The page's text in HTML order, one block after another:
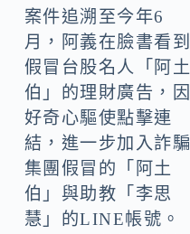
案件追溯至今年6
月，阿義在臉書看到
假冒台股名人「阿土
伯」的理財廣告，因
好奇心驅使點擊連
結，進一步加入詐騙
集團假冒的「阿土
伯」與助教「李思
慧」的LINE帳號。